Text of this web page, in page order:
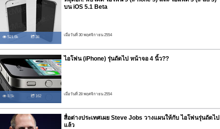
521.6k 38
บน iOS 5.1 Beta
เมื่อวันที่ 30 พฤศจิกายน 2554
8.5k 162
ไอโฟน (iPhone) รุ่นถัดไป หน้าจอ 4 นิ้ว??
เมื่อวันที่ 28 พฤศจิกายน 2554
สื่อต่างประเทศเผย Steve Jobs วางแผนให้กับ ไอโฟนรุ่นถัดไป
แล้ว